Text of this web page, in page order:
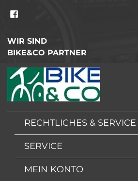
WIR SIND
BIKE&CO PARTNER
RECHTLICHES & SERVICE
SERVICE
MEIN KONTO